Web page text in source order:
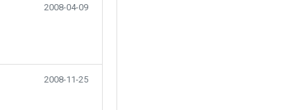
2008-04-09
2008-11-25